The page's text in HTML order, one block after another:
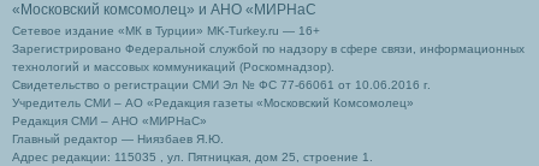
«Московский комсомолец» и АНО «МИРНаС
Сетевое издание «МК в Турции» MK-Turkey.ru — 16+
Зарегистрировано Федеральной службой по надзору в сфере связи, информационных
технологий и массовых коммуникаций (Роскомнадзор).
Свидетельство о регистрации СМИ Эл № ФС 77-66061 от 10.06.2016 г.
Учредитель СМИ – АО «Редакция газеты «Московский Комсомолец»
Редакция СМИ – АНО «МИРНаС»
Главный редактор — Ниязбаев Я.Ю.
Адрес редакции: 115035 , ул. Пятницкая, дом 25, строение 1.